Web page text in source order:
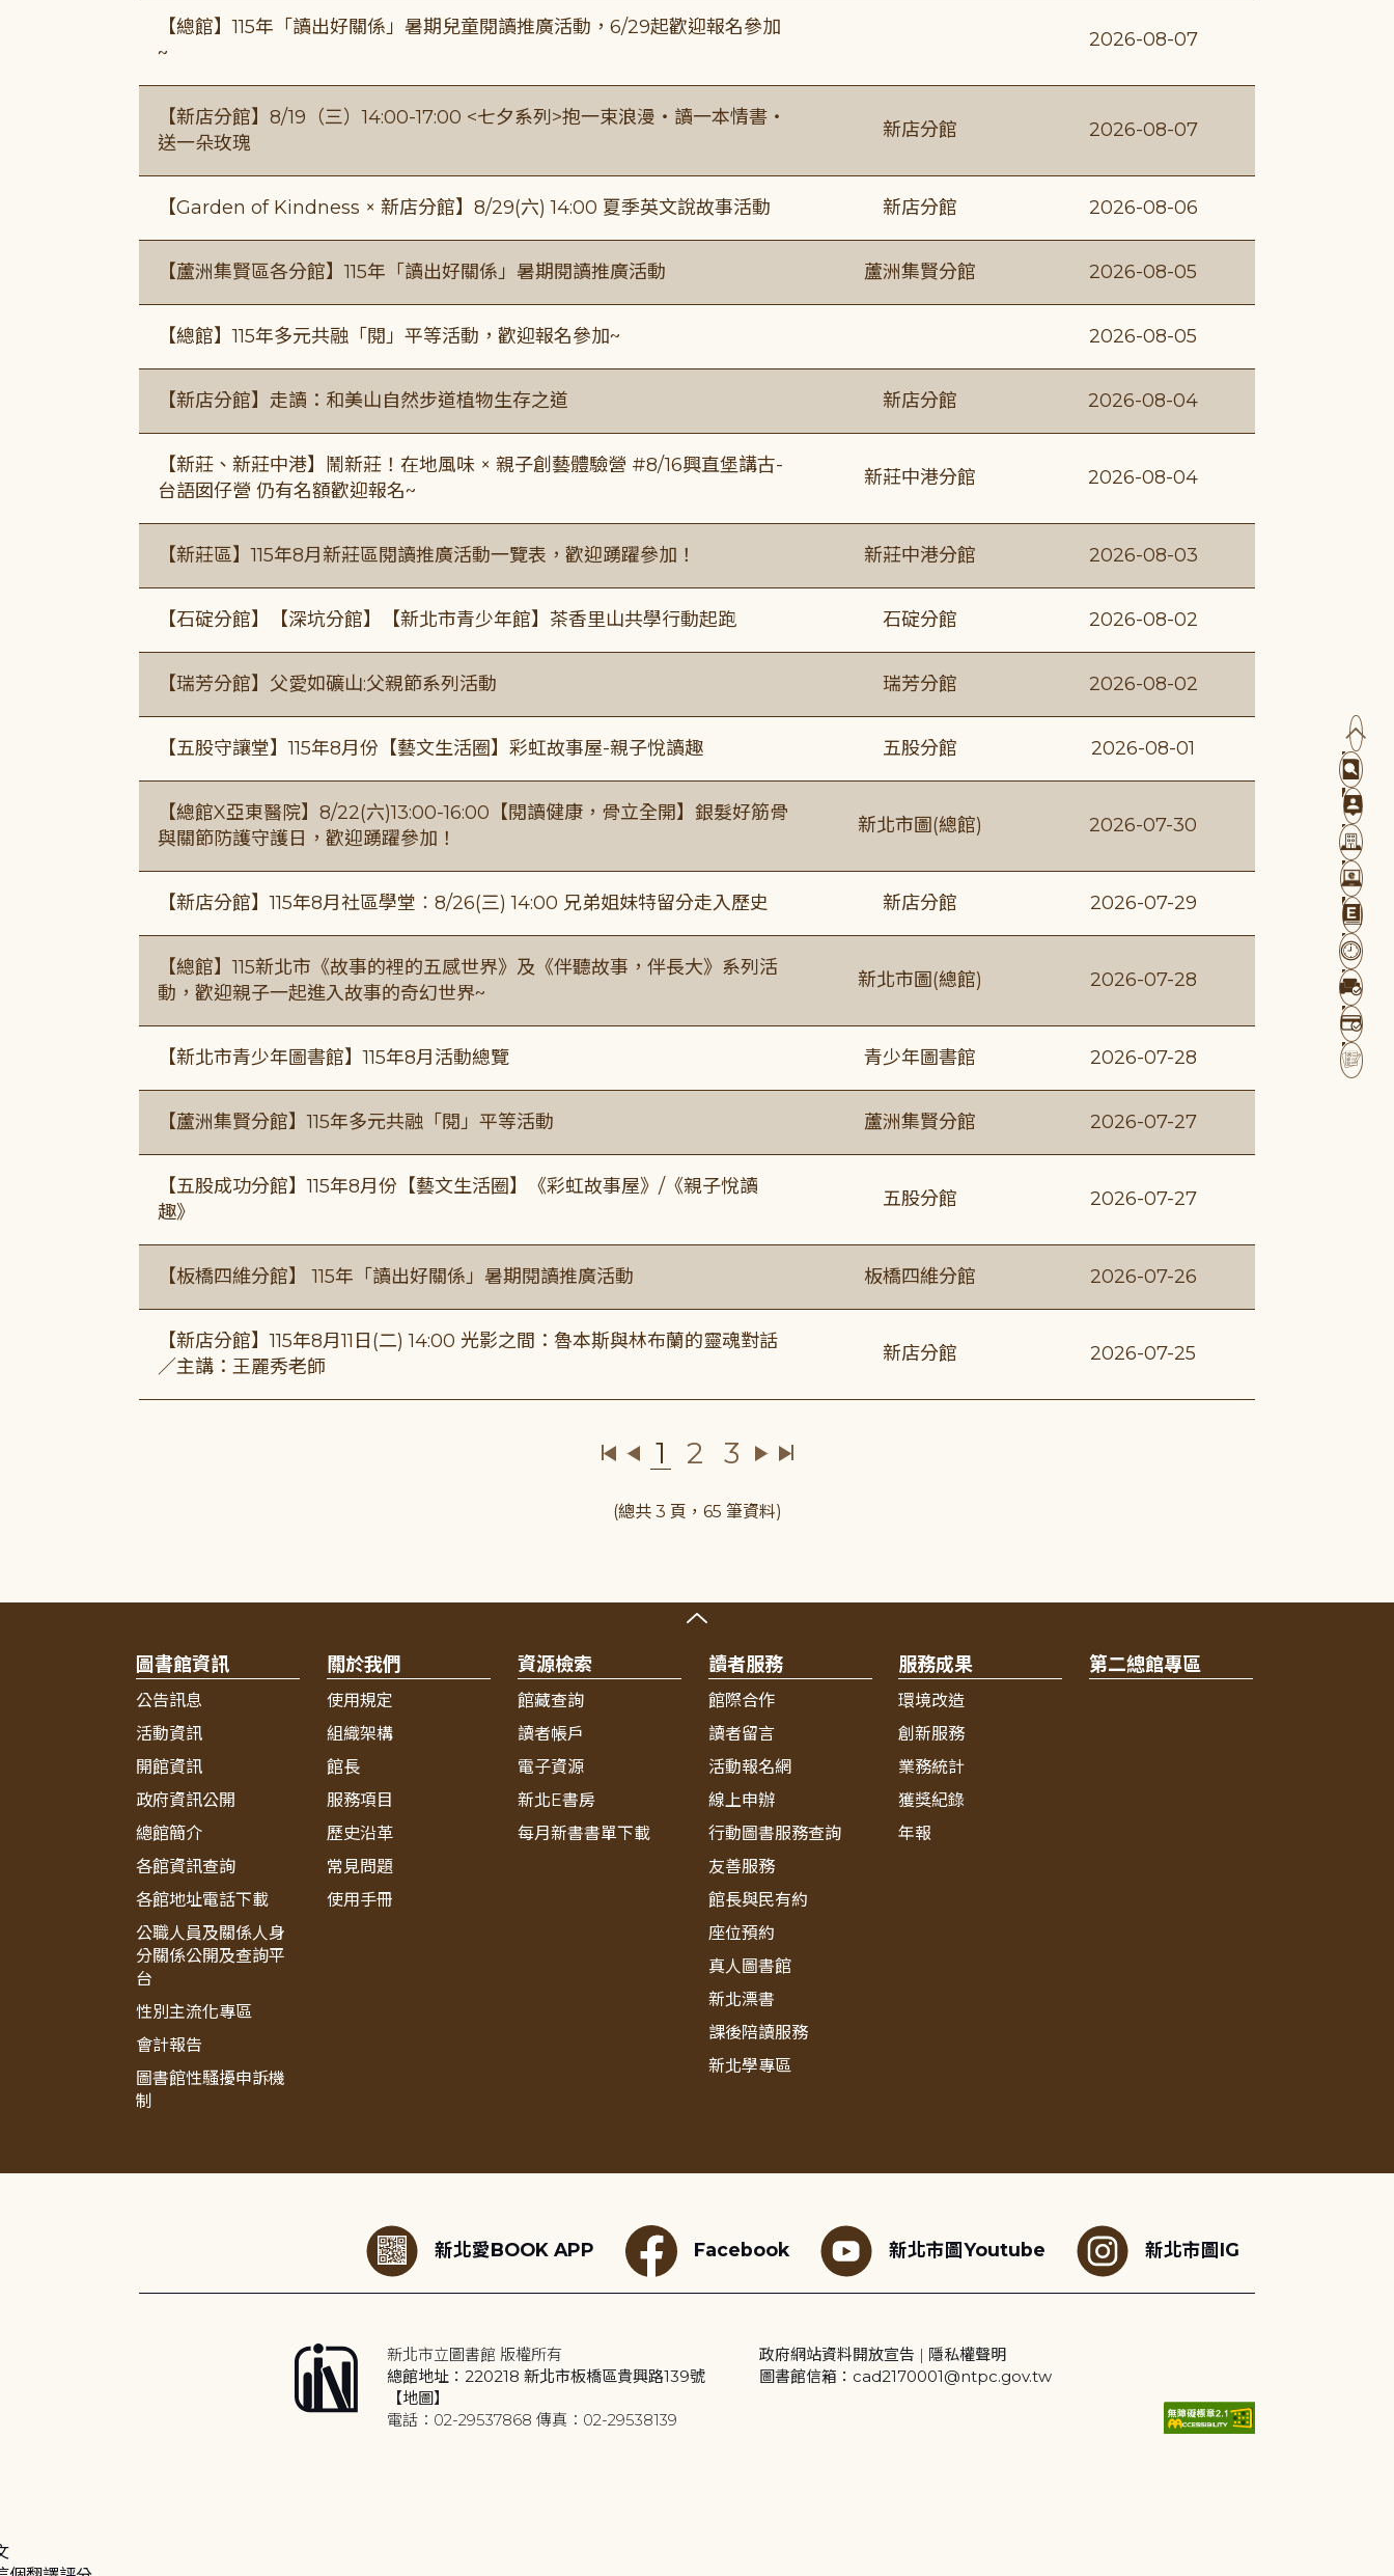
【總館】115年「讀出好關係」暑期兒童閱讀推廣活動，6/29起歡迎報名參加
~
2026-08-07
【新店分館】8/19（三）14:00-17:00 <七夕系列>抱一束浪漫・讀一本情書・
送一朵玫瑰
新店分館 2026-08-07
【Garden of Kindness × 新店分館】8/29(六) 14:00 夏季英文說故事活動 新店分館 2026-08-06
【蘆洲集賢區各分館】115年「讀出好關係」暑期閱讀推廣活動 蘆洲集賢分館 2026-08-05
【總館】115年多元共融「閱」平等活動，歡迎報名參加~ 2026-08-05
【新店分館】走讀：和美山自然步道植物生存之道 新店分館 2026-08-04
【新莊、新莊中港】鬧新莊！在地風味 × 親子創藝體驗營 #8/16興直堡講古-
台語囡仔營 仍有名額歡迎報名~
新莊中港分館 2026-08-04
【新莊區】115年8月新莊區閱讀推廣活動一覽表，歡迎踴躍參加！ 新莊中港分館 2026-08-03
【石碇分館】【深坑分館】【新北市青少年館】茶香里山共學行動起跑 石碇分館 2026-08-02
【瑞芳分館】父愛如礦山:父親節系列活動 瑞芳分館 2026-08-02
【五股守讓堂】115年8月份【藝文生活圈】彩虹故事屋-親子悅讀趣 五股分館 2026-08-01
【總館X亞東醫院】8/22(六)13:00-16:00【閱讀健康，骨立全開】銀髮好筋骨
與關節防護守護日，歡迎踴躍參加！
新北市圖(總館) 2026-07-30
【新店分館】115年8月社區學堂︰8/26(三) 14:00 兄弟姐妹特留分走入歷史 新店分館 2026-07-29
【總館】115新北市《故事的裡的五感世界》及《伴聽故事，伴長大》系列活
動，歡迎親子一起進入故事的奇幻世界~
新北市圖(總館) 2026-07-28
【新北市青少年圖書館】115年8月活動總覽 青少年圖書館 2026-07-28
【蘆洲集賢分館】115年多元共融「閱」平等活動 蘆洲集賢分館 2026-07-27
【五股成功分館】115年8月份【藝文生活圈】《彩虹故事屋》/《親子悅讀
趣》
五股分館 2026-07-27
【板橋四維分館】 115年「讀出好關係」暑期閱讀推廣活動 板橋四維分館 2026-07-26
【新店分館】115年8月11日(二) 14:00 光影之間：魯本斯與林布蘭的靈魂對話
／主講：王麗秀老師
新店分館 2026-07-25
1 2 3
(總共 3 頁，65 筆資料)
圖書館資訊
公告訊息
活動資訊
開館資訊
政府資訊公開
總館簡介
各館資訊查詢
各館地址電話下載
公職人員及關係人身
分關係公開及查詢平
台
性別主流化專區
會計報告
圖書館性騷擾申訴機
制
關於我們
使用規定
組織架構
館長
服務項目
歷史沿革
常見問題
使用手冊
資源檢索
館藏查詢
讀者帳戶
電子資源
新北E書房
每月新書書單下載
讀者服務
館際合作
讀者留言
活動報名網
線上申辦
行動圖書服務查詢
友善服務
館長與民有約
座位預約
真人圖書館
新北漂書
課後陪讀服務
新北學專區
服務成果
環境改造
創新服務
業務統計
獲獎紀錄
年報
第二總館專區
新北愛BOOK APP Facebook 新北市圖Youtube 新北市圖IG
新北市立圖書館 版權所有
總館地址：220218 新北市板橋區貴興路139號
【地圖】
電話：02-29537868 傳真：02-29538139
政府網站資料開放宣告 | 隱私權聲明
圖書館信箱：cad2170001@ntpc.gov.tw